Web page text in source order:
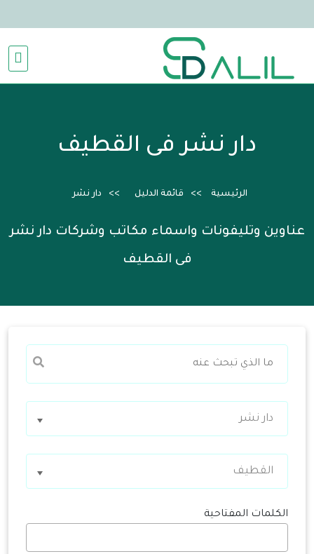
دار نشر فى القطيف
الرئيسية قائمة الدليل دار نشر
عناوين وتليفونات واسماء مكاتب وشركات دار نشر
فى القطيف
دار نشر
القطيف
الكلمات المفتاحية